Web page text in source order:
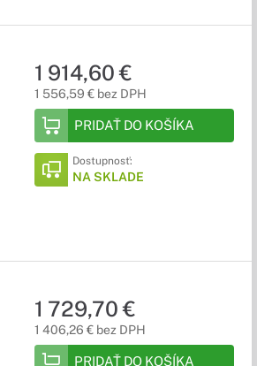
1 914,60 €
1 556,59 € bez DPH
PRIDAŤ DO KOŠÍKA
Dostupnosť:
NA SKLADE
1 729,70 €
1 406,26 € bez DPH
PRIDAŤ DO KOŠÍKA